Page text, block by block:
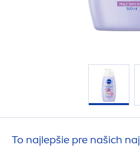
To najlepšie pre našich naj